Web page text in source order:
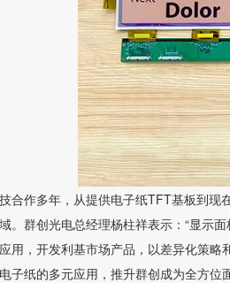
合作多年，从提供电子纸TFT基板到
。群创光电总经理杨柱祥表示：“显示
用，开发利基市场产品，以差异化策
子纸的多元应用，推升群创成为全方